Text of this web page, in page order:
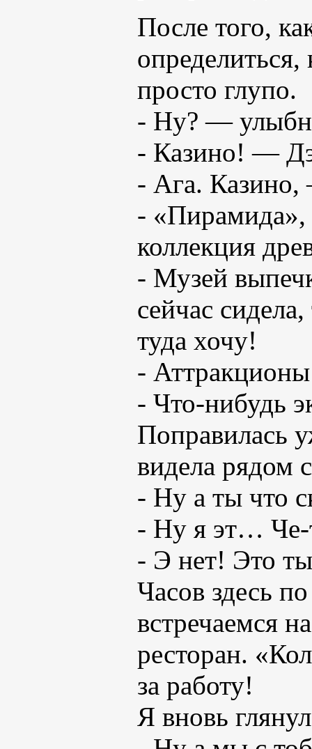
После того,
просто глупо.
- Ну? —
- Казино! —
- Ага.
- «Пирамида»,
коллекция
- Музей
сейчас
туда хочу!
-
- Что-нибудь
Поправилась
видела рядом
- Ну а ты что
- Ну я эт…
- Э нет! Это
Часов здесь
встречаемся
ресторан.
за работу!
Я вновь